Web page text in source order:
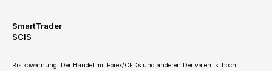
SmartTrader
SCIS
Risikowarnung: Der Handel mit Forex/CFDs und anderen Derivaten ist hoch